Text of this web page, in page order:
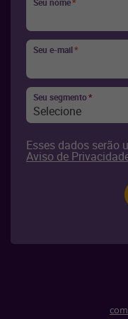
Seu e-mail*
Seu segmento*
Selecione
Esses dados serão
Aviso de